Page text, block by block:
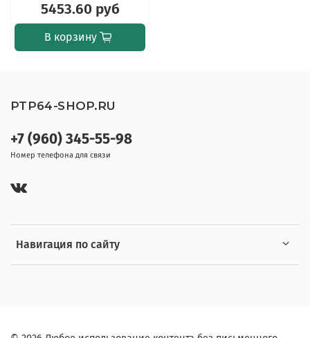
5453.60 руб
В корзину
Навигация по сайту
+7 (960) 345-55-98
Номер телефона для связи
PTP64-SHOP.RU